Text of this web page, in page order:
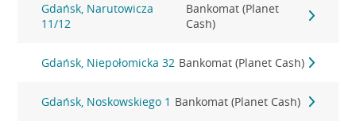
Gdańsk, Narutowicza
11/12
Bankomat (Planet
Cash)
Gdańsk, Niepołomicka 32 Bankomat (Planet Cash)
Gdańsk, Noskowskiego 1 Bankomat (Planet Cash)